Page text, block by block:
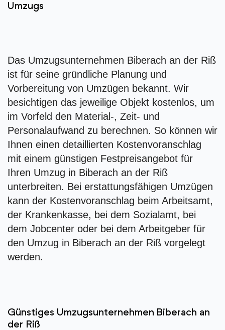
Umzugs
Das Umzugsunternehmen Biberach an der Riß
ist für seine gründliche Planung und
Vorbereitung von Umzügen bekannt. Wir
besichtigen das jeweilige Objekt kostenlos, um
im Vorfeld den Material-, Zeit- und
Personalaufwand zu berechnen. So können wir
Ihnen einen detaillierten Kostenvoranschlag
mit einem günstigen Festpreisangebot für
Ihren Umzug in Biberach an der Riß
unterbreiten. Bei erstattungsfähigen Umzügen
kann der Kostenvoranschlag beim Arbeitsamt,
der Krankenkasse, bei dem Sozialamt, bei
dem Jobcenter oder bei dem Arbeitgeber für
den Umzug in Biberach an der Riß vorgelegt
werden.
Günstiges Umzugsunternehmen Biberach an
der Riß